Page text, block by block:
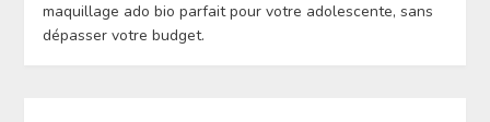
maquillage ado bio parfait pour votre adolescente, sans
dépasser votre budget.